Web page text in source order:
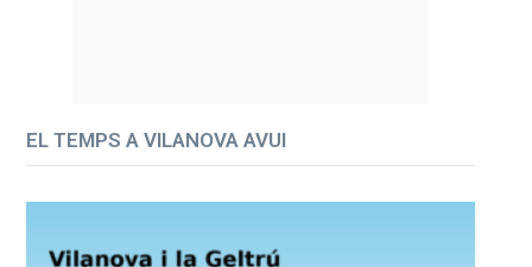
EL TEMPS A VILANOVA AVUI